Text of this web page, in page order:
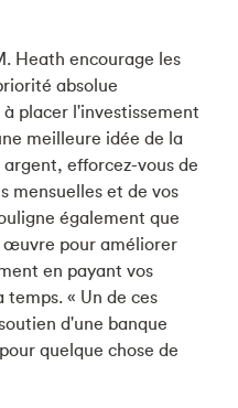
Heath encourage les
absolue
placer l'investissement
meilleure idée de la
efforcez-vous de
mensuelles et de vos
également que
pour améliorer
en payant vos
« Un de ces
d'une banque
quelque chose de